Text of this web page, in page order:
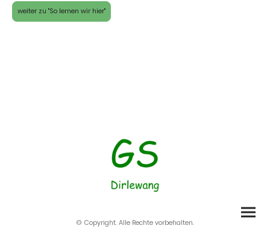
weiter zu "So lernen wir hier"
© Copyright. Alle Rechte vorbehalten.